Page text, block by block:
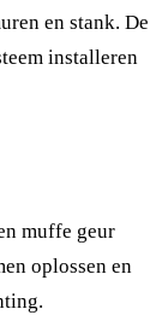
en stank. De
installeren
muffe geur
oplossen en